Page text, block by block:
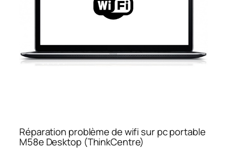
Réparation problème de wifi sur pc portable
M58e Desktop (ThinkCentre)